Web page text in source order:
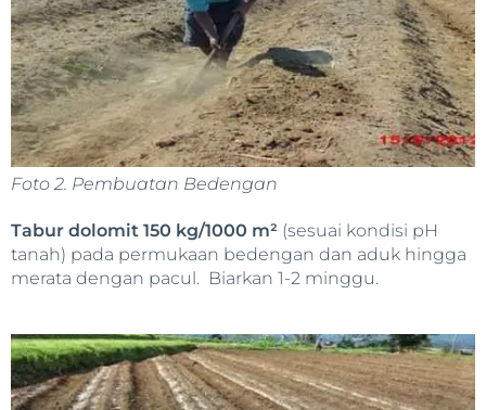
Foto 2. Pembuatan Bedengan
Tabur dolomit 150 kg/1000 m² (sesuai kondisi pH
tanah) pada permukaan bedengan dan aduk hingga
merata dengan pacul. Biarkan 1-2 minggu.